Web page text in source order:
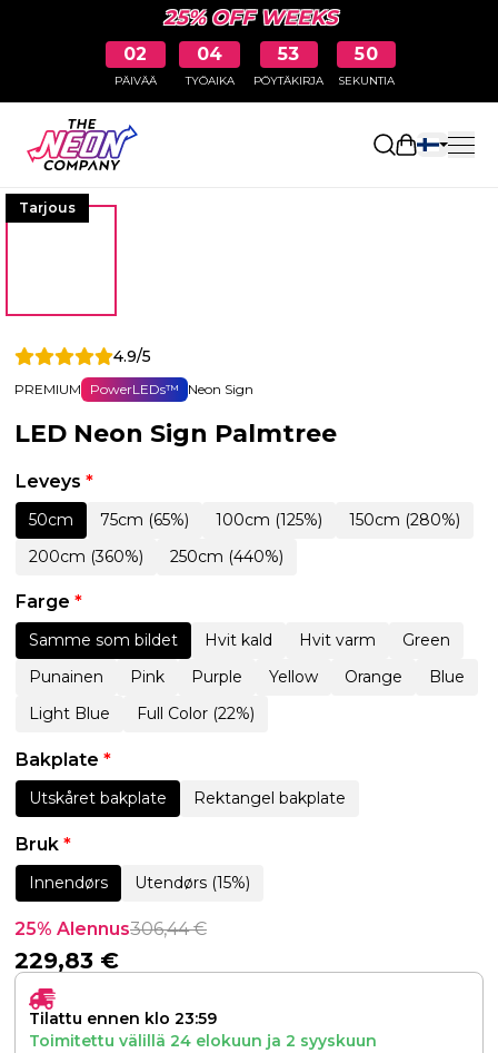
25% OFF WEEKS
02
PÄIVÄÄ
04
TYÖAIKA
53
PÖYTÄKIRJA
49
SEKUNTIA
Avaa
Tarjous
4.9/5
PREMIUM PowerLEDs™ Neon Sign
LED Neon Sign Palmtree
Leveys *
50cm 75cm (65%) 100cm (125%)
150cm (280%)
200cm (360%)
250cm (440%)
Farge *
Samme som bildet Hvit kald Hvit varm
Green
Punainen
Pink Purple Yellow Orange
Blue
Light Blue
Full Color (22%)
Bakplate *
Utskåret bakplate Rektangel bakplate
Bruk *
Innendørs Utendørs (15%)
25% Alennus306,44€
229,83 €
Tilattu ennen klo 23:59
Toimitettu välillä 24 elokuun ja 2 syyskuun